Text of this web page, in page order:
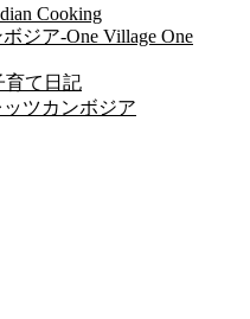
Cooking
ジア-One Village One
育て日記
ツカンボジア